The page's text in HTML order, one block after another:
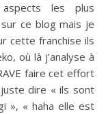
les plus
ce blog mais je
cette franchise ils
où là j’analyse à
faire cet effort
dire « ils sont
», « haha elle est